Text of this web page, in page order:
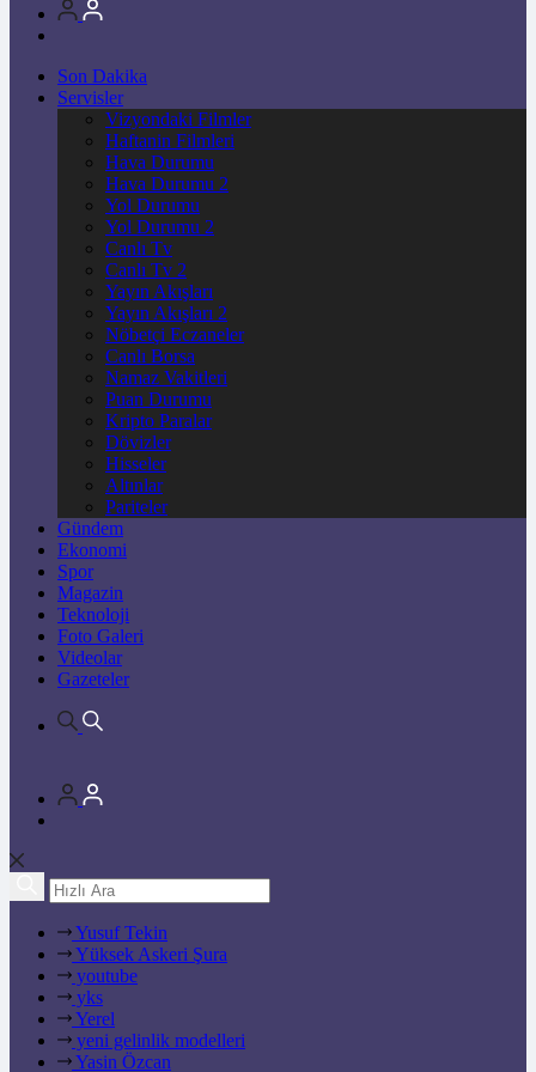
Son Dakika
Servisler
Vizyondaki Filmler
Haftanin Filmleri
Hava Durumu
Hava Durumu 2
Yol Durumu
Yol Durumu 2
Canlı Tv
Canlı Tv 2
Yayın Akışları
Yayın Akışları 2
Nöbetçi Eczaneler
Canlı Borsa
Namaz Vakitleri
Puan Durumu
Kripto Paralar
Dövizler
Hisseler
Altınlar
Pariteler
Gündem
Ekonomi
Spor
Magazin
Teknoloji
Foto Galeri
Videolar
Gazeteler
Yusuf Tekin
Yüksek Askeri Şura
youtube
yks
Yerel
yeni gelinlik modelleri
Yasin Özcan